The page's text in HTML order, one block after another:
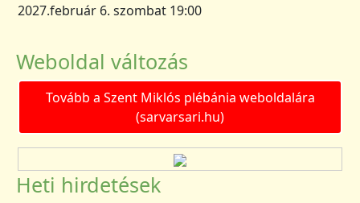
2027.február 6. szombat 19:00
Weboldal változás
Tovább a Szent Miklós plébánia weboldalára
(sarvarsari.hu)
Heti hirdetések